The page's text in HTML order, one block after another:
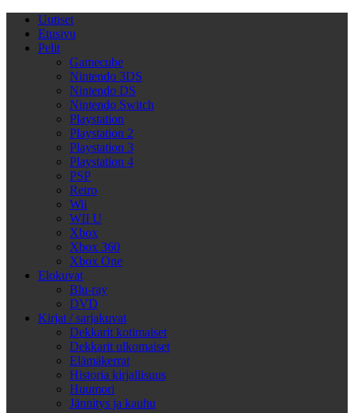
Uutiset
Etusivu
Pelit
Gamecube
Nintendo 3DS
Nintendo DS
Nintendo Switch
Playstation
Playstation 2
Playstation 3
Playstation 4
PSP
Retro
Wii
WII U
Xbox
Xbox 360
Xbox One
Elokuvat
Blu-ray
DVD
Kirjat / sarjakuvat
Dekkarit kotimaiset
Dekkarit ulkomaiset
Elämäkerrat
Historia kirjallisuus
Huumori
Jännitys ja kauhu